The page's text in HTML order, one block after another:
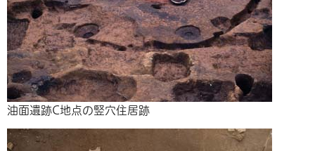
油面遺跡C地点の竪穴住居跡